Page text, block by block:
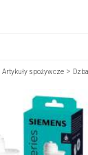
Artykuły spożywcze >